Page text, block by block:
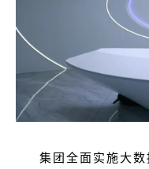
集团全面实施大数